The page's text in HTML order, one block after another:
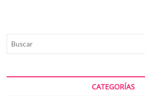
CATEGORÍAS